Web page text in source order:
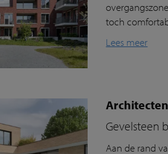
toch
Lees meer
Gevelsteen
Aan de rand